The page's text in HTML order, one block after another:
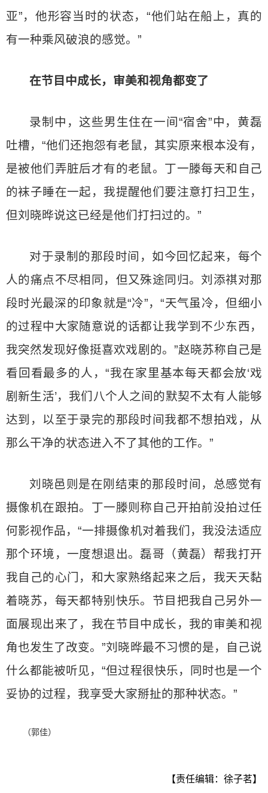
亚”，他形容当时的状态，“他们站在船上，真的
有一种乘风破浪的感觉。”
在节目中成长，审美和视角都变了
录制中，这些男生住在一间“宿舍”中，黄磊
吐槽，“他们还抱怨有老鼠，其实原来根本没有，
是被他们弄脏后才有的老鼠。丁一滕每天和自己
的袜子睡在一起，我提醒他们要注意打扫卫生，
但刘晓晔说这已经是他们打扫过的。”
对于录制的那段时间，如今回忆起来，每个
人的痛点不尽相同，但又殊途同归。刘添祺对那
段时光最深的印象就是“冷”，“天气虽冷，但细小
的过程中大家随意说的话都让我学到不少东西，
我突然发现好像挺喜欢戏剧的。”赵晓苏称自己是
看回看最多的人，“我在家里基本每天都会放‘戏
剧新生活’，我们八个人之间的默契不太有人能够
达到，以至于录完的那段时间我都不想拍戏，从
那么干净的状态进入不了其他的工作。”
刘晓邑则是在刚结束的那段时间，总感觉有
摄像机在跟拍。丁一滕则称自己开拍前没拍过任
何影视作品，“一排摄像机对着我们，我没法适应
那个环境，一度想退出。磊哥（黄磊）帮我打开
我自己的心门，和大家熟络起来之后，我天天黏
着晓苏，每天都特别快乐。节目把我自己另外一
面展现出来了，我在节目中成长，我的审美和视
角也发生了改变。”刘晓晔最不习惯的是，自己说
什么都能被听见，“但过程很快乐，同时也是一个
妥协的过程，我享受大家掰扯的那种状态。”
（郭佳）
【责任编辑：徐子茗】